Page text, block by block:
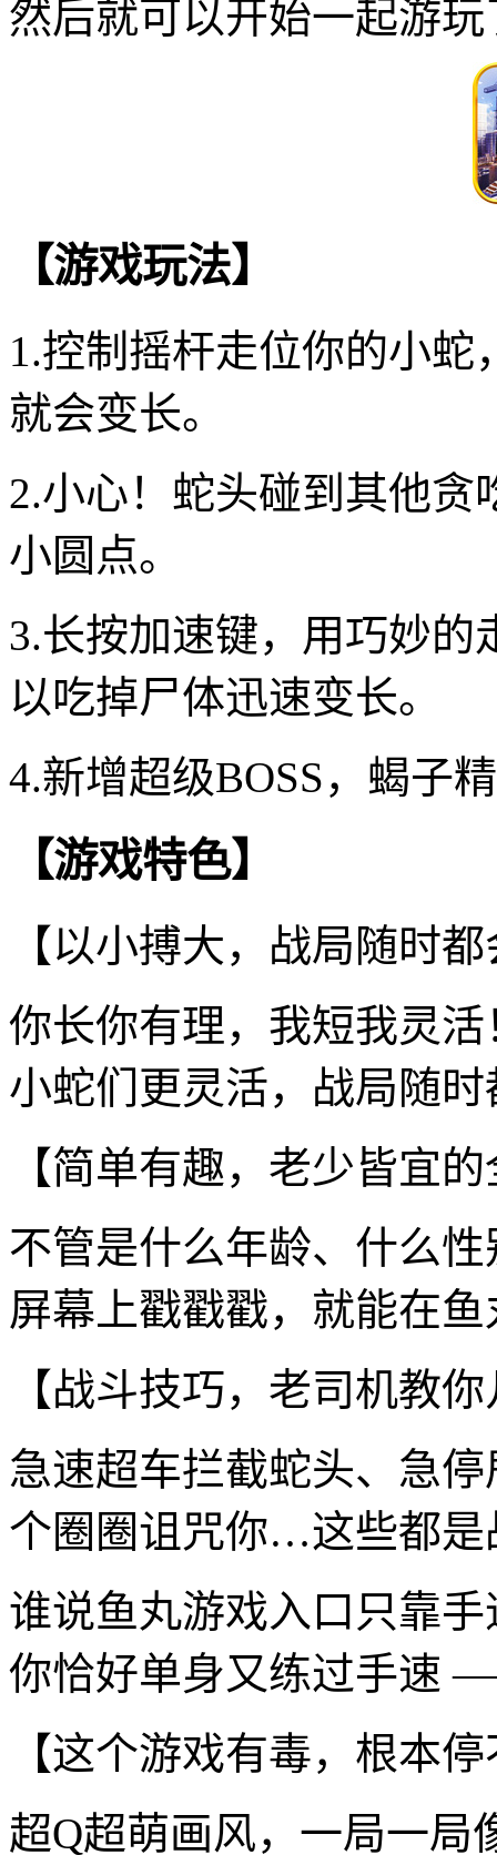
然后就可以开始一起游玩
【游戏玩法】
1.控制摇杆走位你的小
就会变长。
2.小心！蛇头碰到其他
小圆点。
3.长按加速键，用巧妙
以吃掉尸体迅速变长。
4.新增超级BOSS，蝎子
【游戏特色】
【以小搏大，战局随时
你长你有理，我短我灵
小蛇们更灵活，战局随
【简单有趣，老少皆宜
不管是什么年龄、什么
屏幕上戳戳戳，就能在
【战斗技巧，老司机教
急速超车拦截蛇头、急
个圈圈诅咒你…这些都是
谁说鱼丸游戏入口只靠
你恰好单身又练过手速
【这个游戏有毒，根本
超Q超萌画风，一局一局